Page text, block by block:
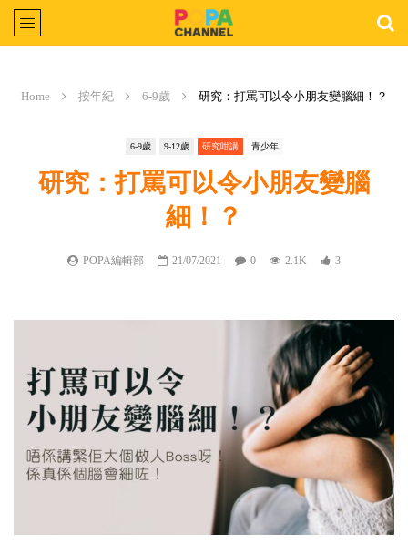
Home 按年紀 6-9歲 研究：打罵可以令小朋友變腦細！？
6-9歲 9-12歲 研究咁講 青少年
研究：打罵可以令小朋友變腦
細！？
POPA編輯部 21/07/2021 0 2.1K 3